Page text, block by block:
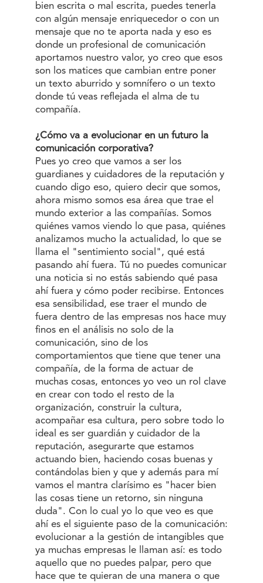
bien escrita o mal escrita, puedes tenerla
con algún mensaje enriquecedor o con un
mensaje que no te aporta nada y eso es
donde un profesional de comunicación
aportamos nuestro valor, yo creo que esos
son los matices que cambian entre poner
un texto aburrido y somnífero o un texto
donde tú veas reflejada el alma de tu
compañía.
¿Cómo va a evolucionar en un futuro la
comunicación corporativa?
Pues yo creo que vamos a ser los
guardianes y cuidadores de la reputación y
cuando digo eso, quiero decir que somos,
ahora mismo somos esa área que trae el
mundo exterior a las compañías. Somos
quiénes vamos viendo lo que pasa, quiénes
analizamos mucho la actualidad, lo que se
llama el "sentimiento social", qué está
pasando ahí fuera. Tú no puedes comunicar
una noticia si no estás sabiendo qué pasa
ahí fuera y cómo poder recibirse. Entonces
esa sensibilidad, ese traer el mundo de
fuera dentro de las empresas nos hace muy
finos en el análisis no solo de la
comunicación, sino de los
comportamientos que tiene que tener una
compañía, de la forma de actuar de
muchas cosas, entonces yo veo un rol clave
en crear con todo el resto de la
organización, construir la cultura,
acompañar esa cultura, pero sobre todo lo
ideal es ser guardián y cuidador de la
reputación, asegurarte que estamos
actuando bien, haciendo cosas buenas y
contándolas bien y que y además para mí
vamos el mantra clarísimo es "hacer bien
las cosas tiene un retorno, sin ninguna
duda". Con lo cual yo lo que veo es que
ahí es el siguiente paso de la comunicación:
evolucionar a la gestión de intangibles que
ya muchas empresas le llaman así: es todo
aquello que no puedes palpar, pero que
hace que te quieran de una manera o que